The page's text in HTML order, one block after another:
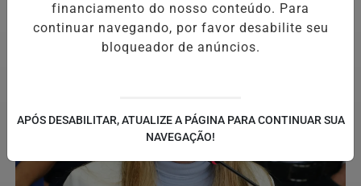
EM ALTA
Economia
financiamento do nosso conteúdo. Para
continuar navegando, por favor desabilite seu
bloqueador de anúncios.
APÓS DESABILITAR, ATUALIZE A PÁGINA PARA CONTINUAR SUA
NAVEGAÇÃO!